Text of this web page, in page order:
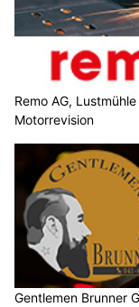
Remo AG,
Motorrevision
Gentlemen Brunner